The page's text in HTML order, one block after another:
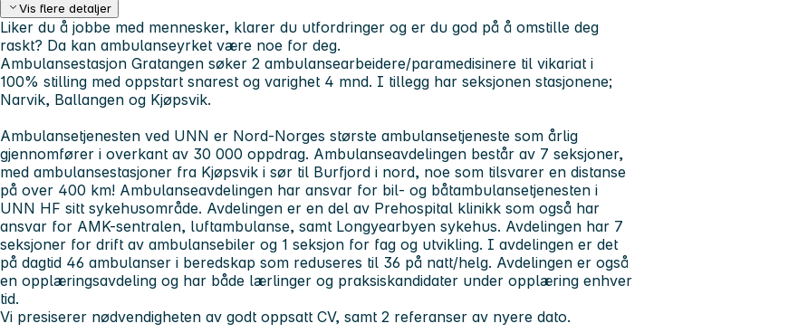
Vis flere detaljer
Liker du å jobbe med mennesker, klarer du utfordringer og er du god på å omstille deg
raskt? Da kan ambulanseyrket være noe for deg.
Ambulansestasjon Gratangen søker 2 ambulansearbeidere/paramedisinere til vikariat i
100% stilling med oppstart snarest og varighet 4 mnd. I tillegg har seksjonen stasjonene;
Narvik, Ballangen og Kjøpsvik.
Ambulansetjenesten ved UNN er Nord-Norges største ambulansetjeneste som årlig
gjennomfører i overkant av 30 000 oppdrag. Ambulanseavdelingen består av 7 seksjoner,
med ambulansestasjoner fra Kjøpsvik i sør til Burfjord i nord, noe som tilsvarer en distanse
på over 400 km! Ambulanseavdelingen har ansvar for bil- og båtambulansetjenesten i
UNN HF sitt sykehusområde. Avdelingen er en del av Prehospital klinikk som også har
ansvar for AMK-sentralen, luftambulanse, samt Longyearbyen sykehus. Avdelingen har 7
seksjoner for drift av ambulansebiler og 1 seksjon for fag og utvikling. I avdelingen er det
på dagtid 46 ambulanser i beredskap som reduseres til 36 på natt/helg. Avdelingen er også
en opplæringsavdeling og har både lærlinger og praksiskandidater under opplæring enhver
tid.
Vi presiserer nødvendigheten av godt oppsatt CV, samt 2 referanser av nyere dato.